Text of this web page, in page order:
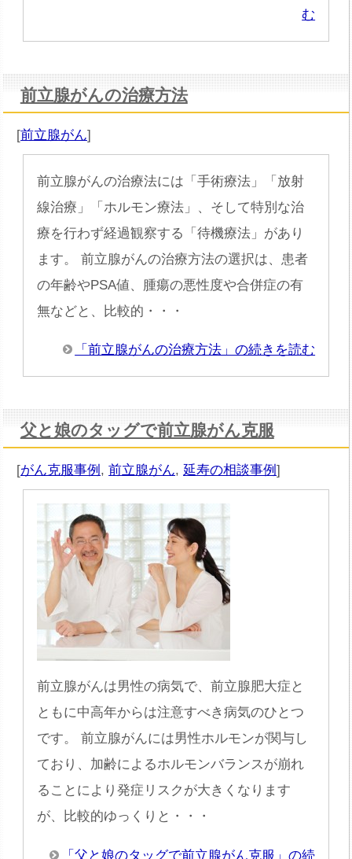
む
前立腺がんの治療方法
[前立腺がん]
前立腺がんの治療法には「手術療法」「放射
線治療」「ホルモン療法」、そして特別な治
療を行わず経過観察する「待機療法」があり
ます。 前立腺がんの治療方法の選択は、患者
の年齢やPSA値、腫瘍の悪性度や合併症の有
無などと、比較的・・・
「前立腺がんの治療方法」の続きを読む
父と娘のタッグで前立腺がん克服
[がん克服事例 ,前立腺がん,延寿の相談事例]
前立腺がんは男性の病気で、前立腺肥大症と
ともに中高年からは注意すべき病気のひとつ
です。 前立腺がんには男性ホルモンが関与し
ており、加齢によるホルモンバランスが崩れ
ることにより発症リスクが大きくなります
が、比較的ゆっくりと・・・
「父と娘のタッグで前立腺がん克服」の続